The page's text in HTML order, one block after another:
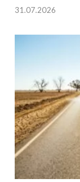
31.07.2026